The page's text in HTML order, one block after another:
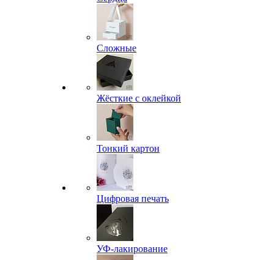
Сложные
Жёсткие с оклейкой
Тонкий картон
Цифровая печать
УФ-лакирование